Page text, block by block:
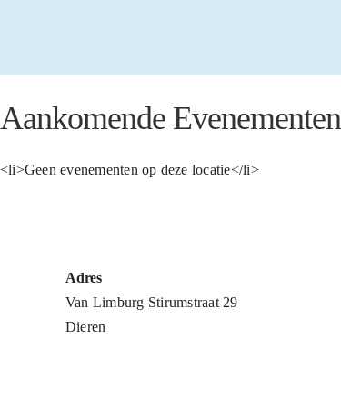
Aankomende Evenementen
<li>Geen evenementen op deze locatie</li>
Adres
Van Limburg Stirumstraat 29
Dieren